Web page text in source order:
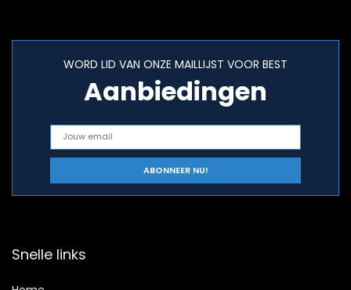
WORD LID VAN ONZE MAILLIJST VOOR BEST
Aanbiedingen
Snelle links